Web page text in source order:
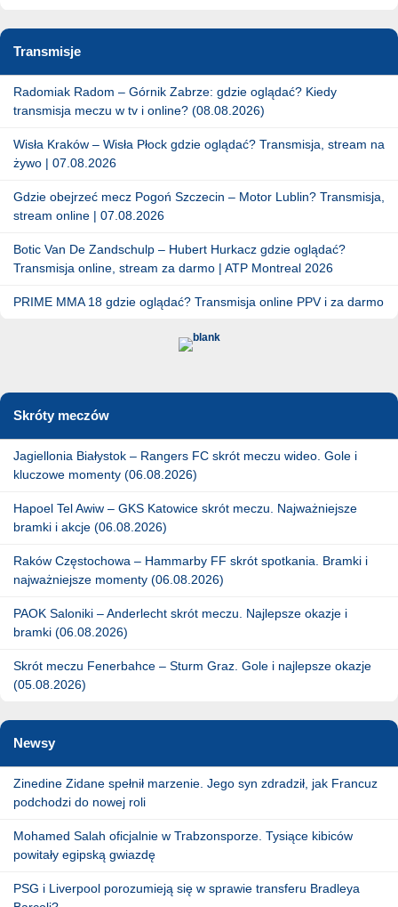
Transmisje
Radomiak Radom – Górnik Zabrze: gdzie oglądać? Kiedy
transmisja meczu w tv i online? (08.08.2026)
Wisła Kraków – Wisła Płock gdzie oglądać? Transmisja, stream na
żywo | 07.08.2026
Gdzie obejrzeć mecz Pogoń Szczecin – Motor Lublin? Transmisja,
stream online | 07.08.2026
Botic Van De Zandschulp – Hubert Hurkacz gdzie oglądać?
Transmisja online, stream za darmo | ATP Montreal 2026
PRIME MMA 18 gdzie oglądać? Transmisja online PPV i za darmo
Skróty meczów
Jagiellonia Białystok – Rangers FC skrót meczu wideo. Gole i
kluczowe momenty (06.08.2026)
Hapoel Tel Awiw – GKS Katowice skrót meczu. Najważniejsze
bramki i akcje (06.08.2026)
Raków Częstochowa – Hammarby FF skrót spotkania. Bramki i
najważniejsze momenty (06.08.2026)
PAOK Saloniki – Anderlecht skrót meczu. Najlepsze okazje i
bramki (06.08.2026)
Skrót meczu Fenerbahce – Sturm Graz. Gole i najlepsze okazje
(05.08.2026)
Newsy
Zinedine Zidane spełnił marzenie. Jego syn zdradził, jak Francuz
podchodzi do nowej roli
Mohamed Salah oficjalnie w Trabzonsporze. Tysiące kibiców
powitały egipską gwiazdę
PSG i Liverpool porozumieją się w sprawie transferu Bradleya